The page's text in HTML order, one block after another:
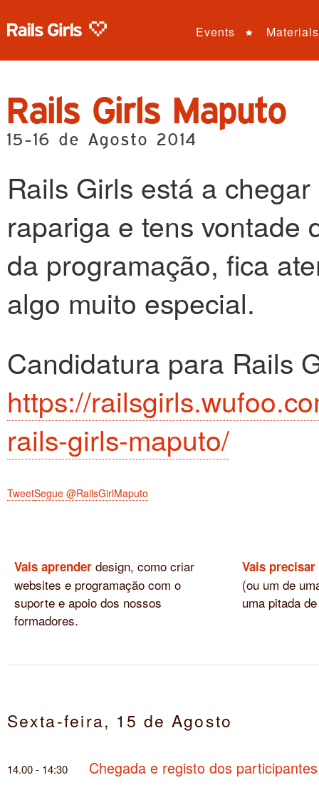
Events Materials
Rails Girls Maputo
15-16 de Agosto 2014
Rails Girls está a
rapariga e tens vontade
da programação, fica
algo muito especial.
Candidatura para Rails
https://
rails-girls-maputo/
TweetSegue @RailsGirlMaputo
Vais aprender design, como criar
websites e programação com o
suporte e apoio dos nossos
formadores.
Vais precisar
(ou um de
uma pitada
Sexta-feira, 15 de Agosto
14.00 - 14:30 Chegada e registo dos participantes